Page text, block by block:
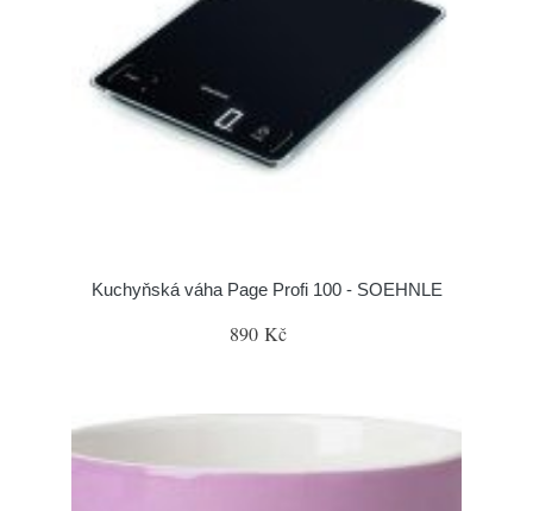
Kuchyňská váha Page Profi 100 - SOEHNLE
890 Kč